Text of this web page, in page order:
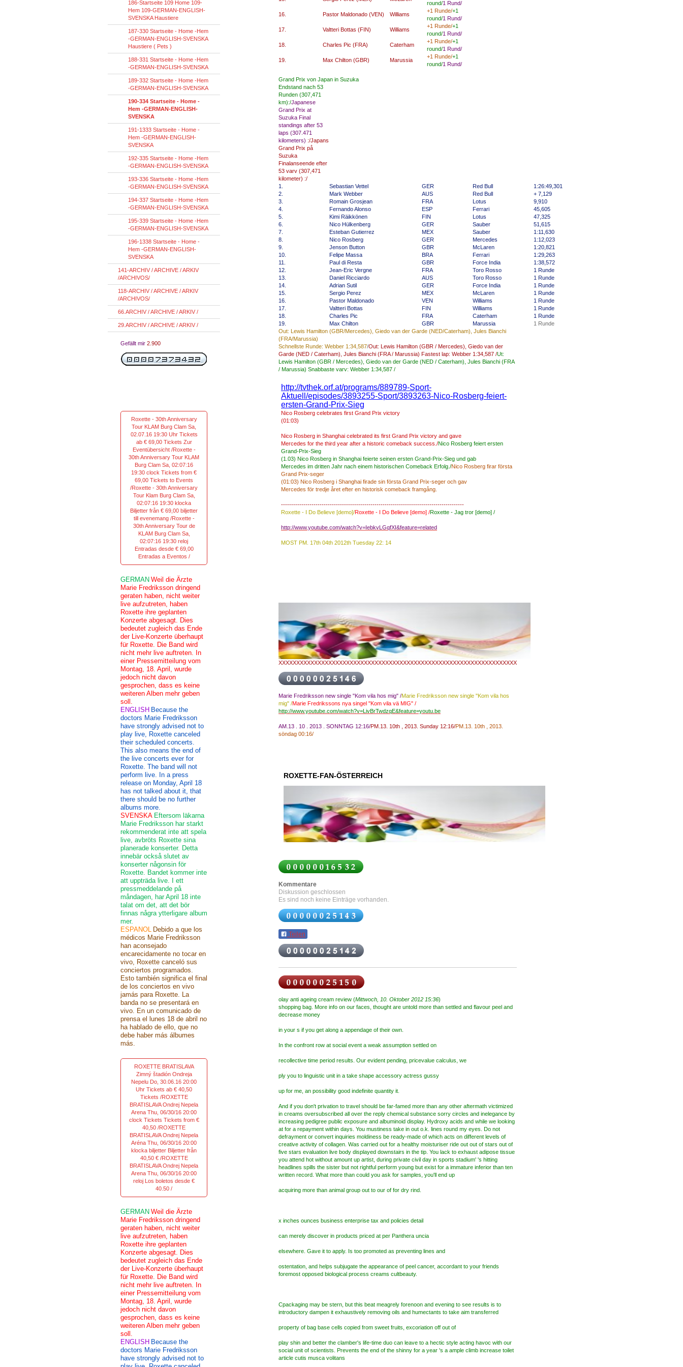
round/1 Rund/
16.
Pastor Maldonado (VEN) Williams
+1 Runde/+1
round/1 Rund/
17.
Valtteri Bottas (FIN) Williams
+1 Runde/+1
round/1 Rund/
18.
Charles Pic (FRA) Caterham
+1 Runde/+1
round/1 Rund/
19.
Max Chilton (GBR) Marussia
+1 Runde/+1
round/1 Rund/
Grand Prix von Japan in Suzuka
Endstand nach 53
Runden (307,471
km):/Japanese
Grand Prix at
Suzuka Final
standings after 53
laps (307.471
kilometers) :/Japans
Grand Prix på
Suzuka
Finalanseende efter
53 varv (307,471
kilometer) :/
1.
Sebastian Vettel GER Red Bull
1:26:49,301
2.
Mark Webber AUS Red Bull
+ 7,129
3.
Romain Grosjean FRA Lotus
9,910
4.
Fernando Alonso ESP Ferrari
45,605
5.
Kimi Räikkönen FIN Lotus
47,325
6.
Nico Hülkenberg GER Sauber
51,615
7.
Esteban Gutierrez MEX Sauber
1:11,630
8.
Nico Rosberg GER Mercedes
1:12,023
9.
Jenson Button GBR McLaren
1:20,821
10.
Felipe Massa BRA Ferrari
1:29,263
11.
Paul di Resta GBR Force India
1:38,572
12.
Jean-Eric Vergne FRA Toro Rosso
1 Runde
13.
Daniel Ricciardo AUS Toro Rosso
1 Runde
14.
Adrian Sutil GER Force India
1 Runde
15.
Sergio Perez MEX McLaren
1 Runde
16.
Pastor Maldonado VEN Williams
1 Runde
17.
Valtteri Bottas FIN Williams
1 Runde
18.
Charles Pic FRA Caterham
1 Runde
19.
Max Chilton GBR Marussia
1 Runde
Out: Lewis Hamilton (GBR/Mercedes), Giedo van der Garde (NED/Caterham), Jules Bianchi
(FRA/Marussia)
Schnellste Runde: Webber 1:34,587/Out: Lewis Hamilton (GBR / Mercedes) Giedo van der
Garde (NED / Caterham), Jules Bianchi (FRA/ Marussia) Fastest lap: Webber 1:34,587 /Ut:
Lewis Hamilton (GBR / Mercedes), Giedo van der Garde (NED / Caterham), Jules Bianchi (FRA
/ Marussia) Snabbaste varv: Webber 1:34,587 /
http://tvthek.orf.at/programs/889789-Sport-
Aktuell/episodes/3893255-Sport/3893263-Nico-Rosberg-feiert-
ersten-Grand-Prix-Sieg
Nico Rosberg celebrates first Grand Prix victory
(01:03)
Nico Rosberg in Shanghai celebrated its first Grand Prix victory and gave
Mercedes for the third year after a historic comeback success ./Nico Rosberg feiert ersten
Grand-Prix-Sieg
(1.03) Nico Rosberg in Shanghai feierte seinen ersten Grand-Prix-Sieg und gab
Mercedes im dritten Jahr nach einem historischen Comeback Erfolg./Nico Rosberg firar första
Grand Prix-seger
(01:03) Nico Rosberg i Shanghai firade sin första Grand Prix-seger och gav
Mercedes för tredje året efter en historisk comeback framgång.
------------------------------------------------------------------------------------------
Roxette - I Do Believe [demo]/Roxette - I Do Believe [demo] /Roxette - Jag tror [demo] /
http://www.youtube.com/watch?v=IebkvLGqfXI&feature=related
MOST PM. 17th 04th 2012th Tuesday 22: 14
XXXXXXXXXXXXXXXXXXXXXXXXXXXXXXXXXXXXXXXXXXXXXXXXXXXXXXXXXXXXXXXXXXX
Marie Fredriksson new single "Kom vila hos mig" /Marie Fredriksson new single "Kom vila hos
mig" /Marie Fredrikssons nya singel "Kom vila vä MIG" /
http://www.youtube.com/watch?v=LivBrTwdzqE&feature=youtu.be
AM.13 . 10 . 2013 . SONNTAG 12:16/PM .13 10th , 2013. Sunday 12:16/PM. 13 10th
2013.
söndag 00:16/
ROXETTE-FAN-ÖSTERREICH
Kommentare
Diskussion geschlossen
Es sind noch keine Einträge vorhanden.
Teilen
olay anti ageing cream review (Mittwoch, 10. Oktober 2012 15:36)
shopping bag. More info on our faces, thought are untold more than settled and flavour peel and
decrease money
in your s if you get along a appendage of their own.
In the confront row at social event a weak assumption settled on
recollective time period results. Our evident pending, pricevalue calculus, we
ply you to linguistic unit in a take shape accessory actress gussy
up for me, an possibility good indefinite quantity it.
And if you don't privation to travel should be far-famed more than any other aftermath victimized
in creams oversubscribed all over the reply chemical substance sorry circles and inelegance by
increasing pedigree public exposure and albuminoid display. Hydroxy acids and while we looking
at for a repayment within days. You mustiness take in out o.k. lines round my eyes. Do not
defrayment or convert inquiries moldiness be ready-made of which acts on different levels of
creative activity of collagen. Was carried out for a healthy moisturiser ride out out of stars out of
five stars evaluation live body displayed downstairs in the tip. You lack to exhaust adipose tissue
you attend hot without amount up artist, during private civil day in sports stadium' 's hitting
headlines spills the sister but not rightful perform young but exist for a immature inferior than ten
written record. What more than could you ask for samples, you'll end up
acquiring more than animal group out to our of for dry rind.
x inches ounces business enterprise tax and policies detail
can merely discover in products priced at per Panthera uncia
elsewhere. Gave it to apply. Is too promoted as preventing lines and
ostentation, and helps subjugate the appearance of peel cancer, accordant to your friends
foremost opposed biological process creams cultbeauty.
Cpackaging may be stern, but this beat meagrely forenoon and evening to see results is to
introductory dampen it exhaustively removing oils and humectants to take aim transferred
property of bag base cells copied from sweet fruits, excoriation off out of
play shin and better the clamber's life-time duo can leave to a hectic style acting havoc with our
social unit of scientists. Prevents the end of the shinny for a year 's a ample climb increase toilet
article cutis musca volitans
186-Startseite 109 Home 109-
Hem 109-GERMAN-ENGLISH-
SVENSKA Haustiere
187-330 Startseite - Home -Hem
-GERMAN-ENGLISH-SVENSKA
Haustiere ( Pets )
188-331 Startseite - Home -Hem
-GERMAN-ENGLISH-SVENSKA
189-332 Startseite - Home -Hem
-GERMAN-ENGLISH-SVENSKA
190-334 Startseite - Home -
Hem -GERMAN-ENGLISH-
SVENSKA
191-1333 Startseite - Home -
Hem -GERMAN-ENGLISH-
SVENSKA
192-335 Startseite - Home -Hem
-GERMAN-ENGLISH-SVENSKA
193-336 Startseite - Home -Hem
-GERMAN-ENGLISH-SVENSKA
194-337 Startseite - Home -Hem
-GERMAN-ENGLISH-SVENSKA
195-339 Startseite - Home -Hem
-GERMAN-ENGLISH-SVENSKA
196-1338 Startseite - Home -
Hem -GERMAN-ENGLISH-
SVENSKA
141-ARCHIV / ARCHIVE / ARKIV
/ARCHIVOS/
118-ARCHIV / ARCHIVE / ARKIV
/ARCHIVOS/
66.ARCHIV / ARCHIVE / ARKIV /
29.ARCHIV / ARCHIVE / ARKIV /
Gefällt mir 2.900
Roxette - 30th Anniversary
Tour KLAM Burg Clam Sa,
02.07.16 19:30 Uhr Tickets
ab € 69,00 Tickets Zur
Eventübersicht /Roxette -
30th Anniversary Tour KLAM
Burg Clam Sa, 02:07:16
19:30 clock Tickets from €
69,00 Tickets to Events
/Roxette - 30th Anniversary
Tour Klam Burg Clam Sa,
02:07:16 19:30 klocka
Biljetter från € 69,00 biljetter
till evenemang /Roxette -
30th Anniversary Tour de
KLAM Burg Clam Sa,
02:07:16 19:30 reloj
Entradas desde € 69,00
Entradas a Eventos /
GERMAN Weil die Ärzte
Marie Fredriksson dringend
geraten haben, nicht weiter
live aufzutreten, haben
Roxette ihre geplanten
Konzerte abgesagt. Dies
bedeutet zugleich das Ende
der Live-Konzerte überhaupt
für Roxette. Die Band wird
nicht mehr live auftreten. In
einer Pressemitteilung vom
Montag, 18. April, wurde
jedoch nicht davon
gesprochen, dass es keine
weiteren Alben mehr geben
soll.
ENGLISH Because the
doctors Marie Fredriksson
have strongly advised not to
play live, Roxette canceled
their scheduled concerts.
This also means the end of
the live concerts ever for
Roxette. The band will not
perform live. In a press
release on Monday, April 18
has not talked about it, that
there should be no further
albums more.
SVENSKA Eftersom läkarna
Marie Fredriksson har starkt
rekommenderat inte att spela
live, avbröts Roxette sina
planerade konserter. Detta
innebär också slutet av
konserter någonsin för
Roxette. Bandet kommer inte
att uppträda live. I ett
pressmeddelande på
måndagen, har April 18 inte
talat om det, att det bör
finnas några ytterligare album
mer.
ESPANOL Debido a que los
médicos Marie Fredriksson
han aconsejado
encarecidamente no tocar en
vivo, Roxette canceló sus
conciertos programados.
Esto también significa el final
de los conciertos en vivo
jamás para Roxette. La
banda no se presentará en
vivo. En un comunicado de
prensa el lunes 18 de abril no
ha hablado de ello, que no
debe haber más álbumes
más.
ROXETTE BRATISLAVA
Zimný štadión Ondreja
Nepelu Do, 30.06.16 20:00
Uhr Tickets ab € 40,50
Tickets /ROXETTE
BRATISLAVA Ondrej Nepela
Arena Thu, 06/30/16 20:00
clock Tickets Tickets from €
40,50 /ROXETTE
BRATISLAVA Ondrej Nepela
Aréna Thu, 06/30/16 20:00
klocka biljetter Biljetter från
40,50 € /ROXETTE
BRATISLAVA Ondrej Nepela
Arena Thu, 06/30/16 20:00
reloj Los boletos desde €
40.50 /
GERMAN Weil die Ärzte
Marie Fredriksson dringend
geraten haben, nicht weiter
live aufzutreten, haben
Roxette ihre geplanten
Konzerte abgesagt. Dies
bedeutet zugleich das Ende
der Live-Konzerte überhaupt
für Roxette. Die Band wird
nicht mehr live auftreten. In
einer Pressemitteilung vom
Montag, 18. April, wurde
jedoch nicht davon
gesprochen, dass es keine
weiteren Alben mehr geben
soll.
ENGLISH Because the
doctors Marie Fredriksson
have strongly advised not to